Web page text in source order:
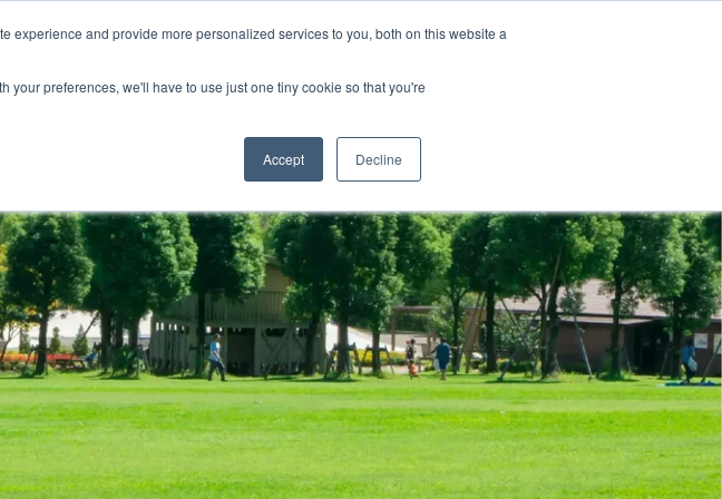
experience and provide more personalized services to you, both on this website a
your preferences, we'll have to use just one tiny cookie so that you're
Accept Decline
ンタビュー 福利厚生とキャリア 採用情報